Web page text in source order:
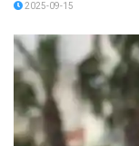
2025-09-15